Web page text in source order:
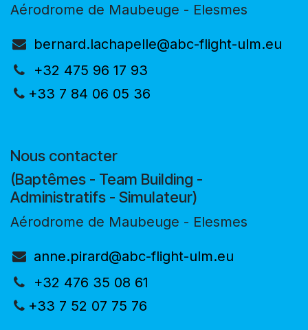
Aérodrome de Maubeuge - Elesmes
bernard.lachapelle@abc-flight-ulm.eu
+32 475 96 17 93
+33 7 84 06 05 36
Nous contacter
(Baptêmes - Team Building -
Administratifs - Simulateur)
Aérodrome de Maubeuge - Elesmes
anne.pirard@abc-flight-ulm.eu
+32 476 35 08 61
+33 7 52 07 75 76